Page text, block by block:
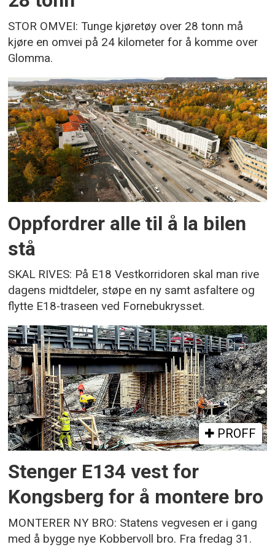
STOR OMVEI: Tunge kjøretøy over 28 tonn må
kjøre en omvei på 24 kilometer for å komme over
Glomma.
Oppfordrer alle til å la bilen
stå
SKAL RIVES: På E18 Vestkorridoren skal man rive
dagens midtdeler, støpe en ny samt asfaltere og
flytte E18-traseen ved Fornebukrysset.
PROFF
Stenger E134 vest for
Kongsberg for å montere bro
MONTERER NY BRO: Statens vegvesen er i gang
med å bygge nye Kobbervoll bro. Fra fredag 31.